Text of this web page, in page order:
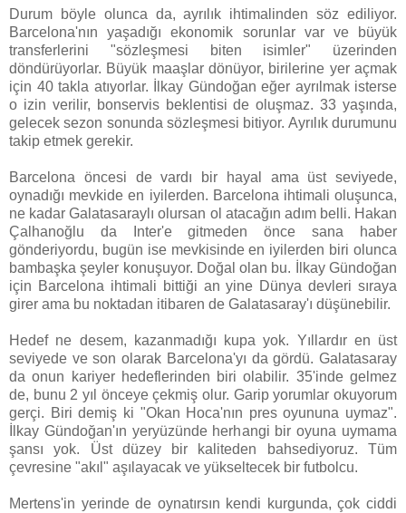
Durum böyle olunca da, ayrılık ihtimalinden söz ediliyor.
Barcelona'nın yaşadığı ekonomik sorunlar var ve büyük
transferlerini "sözleşmesi biten isimler" üzerinden
döndürüyorlar. Büyük maaşlar dönüyor, birilerine yer açmak
için 40 takla atıyorlar. İlkay Gündoğan eğer ayrılmak isterse
o izin verilir, bonservis beklentisi de oluşmaz. 33 yaşında,
gelecek sezon sonunda sözleşmesi bitiyor. Ayrılık durumunu
takip etmek gerekir.
Barcelona öncesi de vardı bir hayal ama üst seviyede,
oynadığı mevkide en iyilerden. Barcelona ihtimali oluşunca,
ne kadar Galatasaraylı olursan ol atacağın adım belli. Hakan
Çalhanoğlu da Inter'e gitmeden önce sana haber
gönderiyordu, bugün ise mevkisinde en iyilerden biri olunca
bambaşka şeyler konuşuyor. Doğal olan bu. İlkay Gündoğan
için Barcelona ihtimali bittiği an yine Dünya devleri sıraya
girer ama bu noktadan itibaren de Galatasaray'ı düşünebilir.
Hedef ne desem, kazanmadığı kupa yok. Yıllardır en üst
seviyede ve son olarak Barcelona'yı da gördü. Galatasaray
da onun kariyer hedeflerinden biri olabilir. 35'inde gelmez
de, bunu 2 yıl önceye çekmiş olur. Garip yorumlar okuyorum
gerçi. Biri demiş ki "Okan Hoca'nın pres oyununa uymaz".
İlkay Gündoğan'ın yeryüzünde herhangi bir oyuna uymama
şansı yok. Üst düzey bir kaliteden bahsediyoruz. Tüm
çevresine "akıl" aşılayacak ve yükseltecek bir futbolcu.
Mertens'in yerinde de oynatırsın kendi kurgunda, çok ciddi